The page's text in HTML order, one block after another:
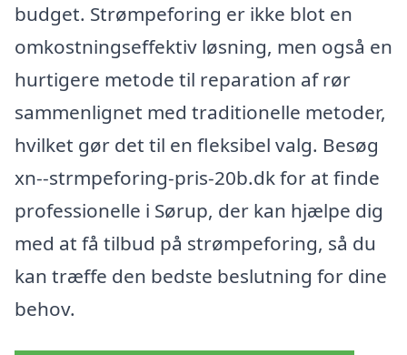
budget. Strømpeforing er ikke blot en
omkostningseffektiv løsning, men også en
hurtigere metode til reparation af rør
sammenlignet med traditionelle metoder,
hvilket gør det til en fleksibel valg. Besøg
xn--strmpeforing-pris-20b.dk for at finde
professionelle i Sørup, der kan hjælpe dig
med at få tilbud på strømpeforing, så du
kan træffe den bedste beslutning for dine
behov.